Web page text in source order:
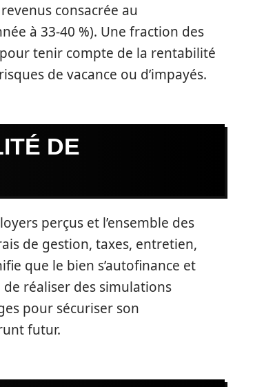
consacrée au
à 33-40 %). Une fraction des
tenir compte de la rentabilité
de vacance ou d’impayés.
DE
perçus et l’ensemble des
de gestion, taxes, entretien,
que le bien s’autofinance et
réaliser des simulations
pour sécuriser son
futur.